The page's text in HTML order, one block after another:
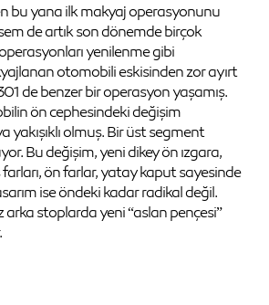
bu yana ilk makyaj operasyonunu
de artık son dönemde birçok
yenilenme gibi
otomobili eskisinden zor ayırt
de benzer bir operasyon yaşamış.
ön cephesindeki değişim
yakışıklı olmuş. Bir üst segment
Bu değişim, yeni dikey ön ızgara,
ön farlar, yatay kaput sayesinde
ise öndeki kadar radikal değil.
arka stoplarda yeni “aslan pençesi”